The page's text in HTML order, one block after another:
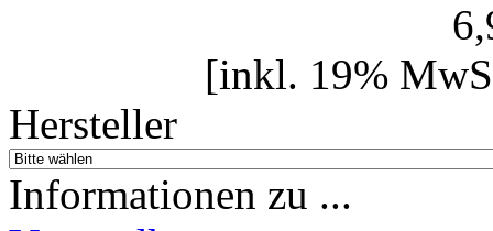
[inkl. 19%
Hersteller
Informationen zu ...